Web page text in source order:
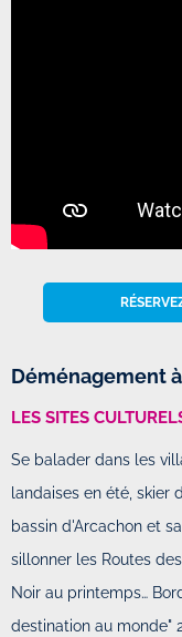
Déménagement
LES SITES
Se balader dans les
landaises en été, skier
bassin d'Arcachon et
sillonner les Routes
Noir au printemps…
destination au monde"